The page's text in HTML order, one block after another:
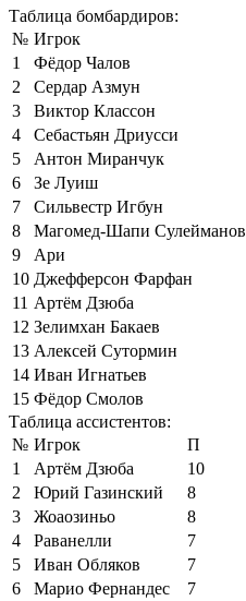
Таблица бомбардиров:
№ Игрок
1
Фёдор Чалов
2
Сердар Азмун
3
Виктор Классон
4
Себастьян Дриусси
5
Антон Миранчук
6
Зе Луиш
7
Сильвестр Игбун
8
Магомед-Шапи Сулейманов
9
Ари
10 Джефферсон Фарфан
11 Артём Дзюба
12 Зелимхан Бакаев
13 Алексей Сутормин
14 Иван Игнатьев
15 Фёдор Смолов
Таблица ассистентов:
№ Игрок
П
1
Артём Дзюба
10
2
Юрий Газинский
8
3
Жоаозиньо
8
4
Раванелли
7
5
Иван Обляков
7
6
Марио Фернандес
7